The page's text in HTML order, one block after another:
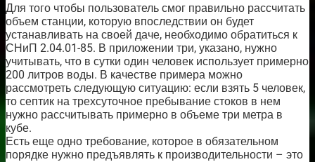
Для того чтобы пользователь смог правильно рассчитать
объем станции, которую впоследствии он будет
устанавливать на своей даче, необходимо обратиться к
СНиП 2.04.01-85. В приложении три, указано, нужно
учитывать, что в сутки один человек использует примерно
200 литров воды. В качестве примера можно
рассмотреть следующую ситуацию: если взять 5 человек,
то септик на трехсуточное пребывание стоков в нем
нужно рассчитывать примерно в объеме три метра в
кубе.
Есть еще одно требование, которое в обязательном
порядке нужно предъявлять к производительности – это